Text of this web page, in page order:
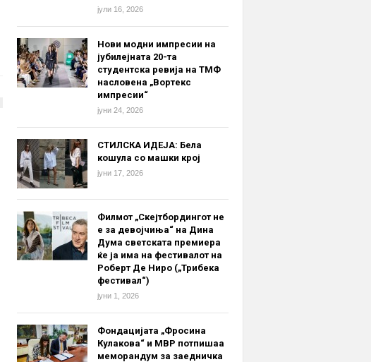
јули 16, 2026
Нови модни импресии на
јубилејната 20-та
студентска ревија на ТМФ
насловена „Вортекс
импресии“
јуни 24, 2026
СТИЛСКА ИДЕЈА: Бела
кошула со машки крој
јуни 17, 2026
Филмот „Скејтбордингот не
е за девојчиња“ на Дина
Дума светската премиера
ќе ја има на фестивалот на
Роберт Де Ниро („Трибека
фестивал“)
јуни 1, 2026
Фондацијата „Фросина
Кулакова“ и МВР потпишаа
меморандум за заедничка